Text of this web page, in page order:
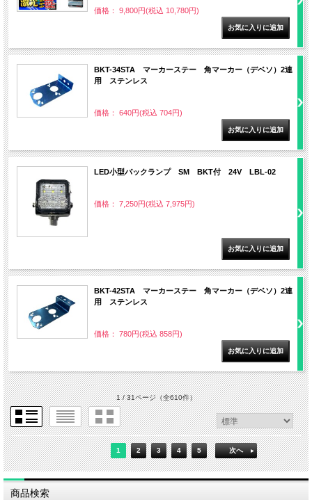
価格： 9,800円(税込 10,780円)
BKT-34STA マーカーステー 角マーカー（デベソ）2連
用 ステンレス
価格： 640円(税込 704円)
LED小型バックランプ SM BKT付 24V LBL-02
価格： 7,250円(税込 7,975円)
BKT-42STA マーカーステー 角マーカー（デベソ）2連
用 ステンレス
価格： 780円(税込 858円)
1 / 31ページ（全610件）
1 2 3 4 5 次へ
商品検索